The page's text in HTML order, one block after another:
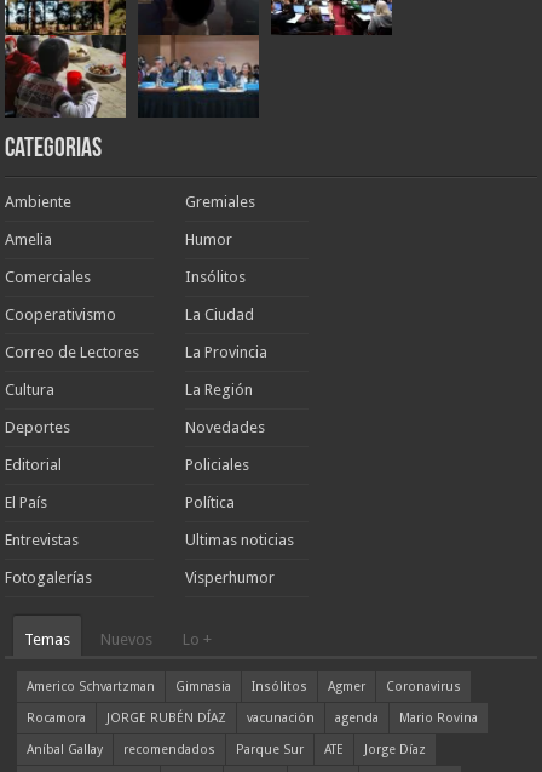
Categorias
Ambiente
Amelia
Comerciales
Cooperativismo
Correo de Lectores
Cultura
Deportes
Editorial
El País
Entrevistas
Fotogalerías
Gremiales
Humor
Insólitos
La Ciudad
La Provincia
La Región
Novedades
Policiales
Política
Ultimas noticias
Visperhumor
Temas Nuevos Lo +
Americo Schvartzman Gimnasia Insólitos Agmer
Coronavirus
Rocamora
JORGE RUBÉN DÍAZ vacunación agenda
Mario Rovina
Aníbal Gallay
recomendados Parque Sur ATE
Jorge Díaz